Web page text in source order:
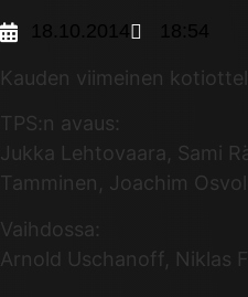
18.10.2014 18:54
Kauden viimeinen
TPS:n avaus:
Jukka Lehtovaara, Sami
Tamminen, Joachim
Vaihdossa:
Arnold Uschanoff, Niklas